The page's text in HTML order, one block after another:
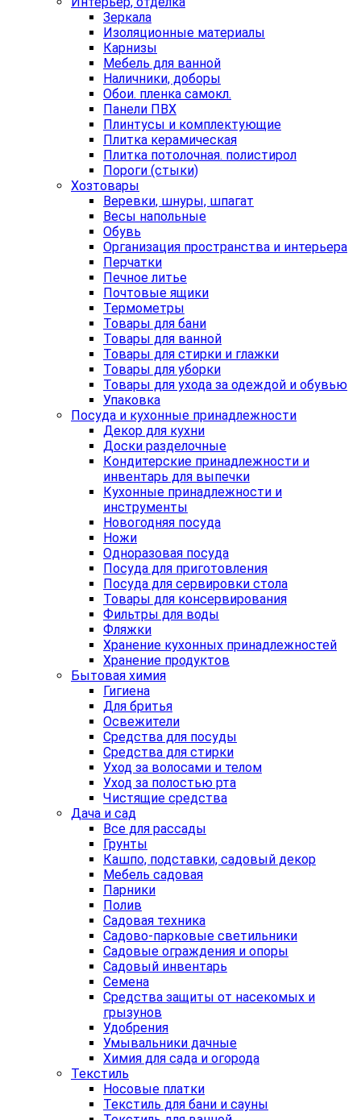
Зеркала
Изоляционные материалы
Карнизы
Мебель для ванной
Наличники, доборы
Обои. пленка самокл.
Панели ПВХ
Плинтусы и комплектующие
Плитка керамическая
Плитка потолочная. полистирол
Пороги (стыки)
Хозтовары
Веревки, шнуры, шпагат
Весы напольные
Обувь
Организация пространства и интерьера
Перчатки
Печное литье
Почтовые ящики
Термометры
Товары для бани
Товары для ванной
Товары для стирки и глажки
Товары для уборки
Товары для ухода за одеждой и обувью
Упаковка
Посуда и кухонные принадлежности
Декор для кухни
Доски разделочные
Кондитерские принадлежности и
инвентарь для выпечки
Кухонные принадлежности и
инструменты
Новогодняя посуда
Ножи
Одноразовая посуда
Посуда для приготовления
Посуда для сервировки стола
Товары для консервирования
Фильтры для воды
Фляжки
Хранение кухонных принадлежностей
Хранение продуктов
Бытовая химия
Гигиена
Для бритья
Освежители
Средства для посуды
Средства для стирки
Уход за волосами и телом
Уход за полостью рта
Чистящие средства
Дача и сад
Все для рассады
Грунты
Кашпо, подставки, садовый декор
Мебель садовая
Парники
Полив
Садовая техника
Садово-парковые светильники
Садовые ограждения и опоры
Садовый инвентарь
Семена
Средства защиты от насекомых и
грызунов
Удобрения
Умывальники дачные
Химия для сада и огорода
Текстиль
Носовые платки
Текстиль для бани и сауны